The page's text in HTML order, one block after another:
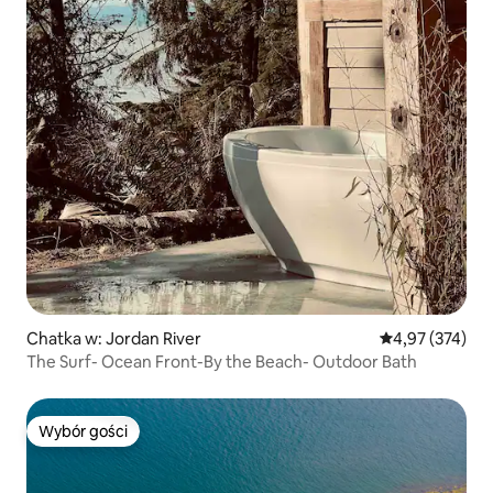
Chatka w: Jordan River Średnia
4,97 (374)
The Surf- Ocean Front-By the Beach- Outdoor Bath
Wybór gości
Wybór gości